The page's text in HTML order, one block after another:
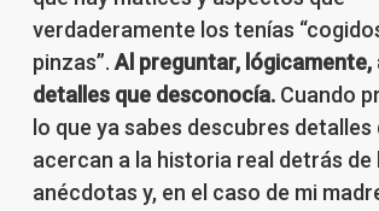
verdaderamente los tenías
pinzas”.Al preguntar,
detalles que desconocía. Cuando
lo que ya sabes descubres detalles
acercan a la historia real detrás de
anécdotas y, en el caso de mi